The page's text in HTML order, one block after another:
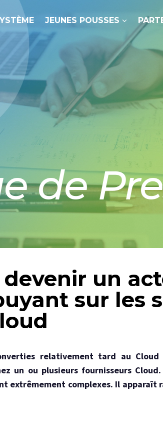
JEUNES POUSSES
de
un
sur les
relativement tard au
un ou plusieurs fournisseurs
extrêmement complexes. Il apparaît